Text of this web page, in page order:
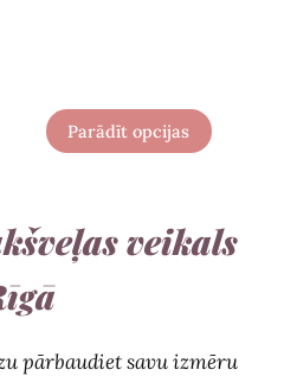
veikals
pārbaudiet savu izmēru
Parādīt opcijas